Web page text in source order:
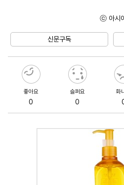
ⓒ 아시
신문구독
좋아요
0
슬퍼요
0
화